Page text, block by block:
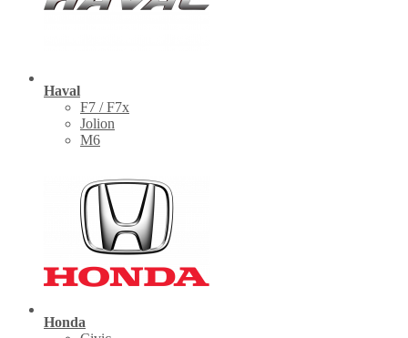
Haval
F7 / F7x
Jolion
M6
Honda